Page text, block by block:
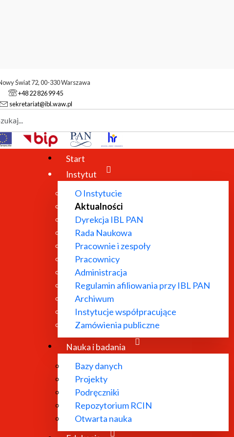
Świat 72, 00-330 Warszawa
+48 22 826 99 45
sekretariat@ibl.waw.pl
Start
Instytut
O Instytucie
Aktualności
Dyrekcja IBL PAN
Rada Naukowa
Pracownie i zespoły
Pracownicy
Administracja
Regulamin afiliowania przy IBL PAN
Archiwum
Instytucje współpracujące
Zamówienia publiczne
Nauka i badania
Bazy danych
Projekty
Podręczniki
Repozytorium RCIN
Otwarta nauka
"MEMORY STUDIES"